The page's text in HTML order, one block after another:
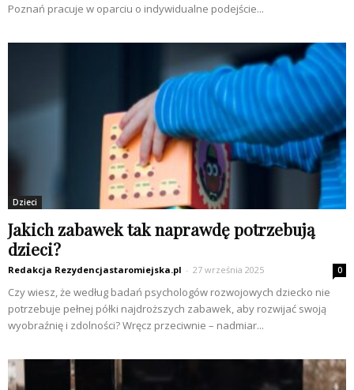
Poznań pracuje w oparciu o indywidualne podejście...
Dzieci
Jakich zabawek tak naprawdę potrzebują
dzieci?
Redakcja Rezydencjastaromiejska.pl - 27 września 2025 0
Czy wiesz, że według badań psychologów rozwojowych dziecko nie
potrzebuje pełnej półki najdroższych zabawek, aby rozwijać swoją
wyobraźnię i zdolności? Wręcz przeciwnie – nadmiar...